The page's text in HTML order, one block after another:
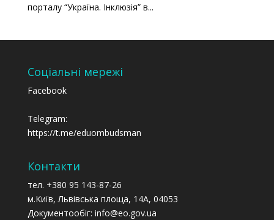
порталу “Україна. Інклюзія” в...
Соціальні мережі
Facebook
Telegram:
https://t.me/eduombudsman
Контакти
тел. +380 95 143-87-26
м.Київ, Львівська площа, 14А, 04053
Документообіг: info@eo.gov.ua